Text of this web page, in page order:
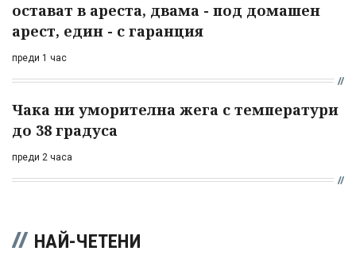
остават в ареста, двама - под домашен
арест, един - с гаранция
преди 1 час
Чака ни уморителна жега с температури
до 38 градуса
преди 2 часа
НАЙ-ЧЕТЕНИ